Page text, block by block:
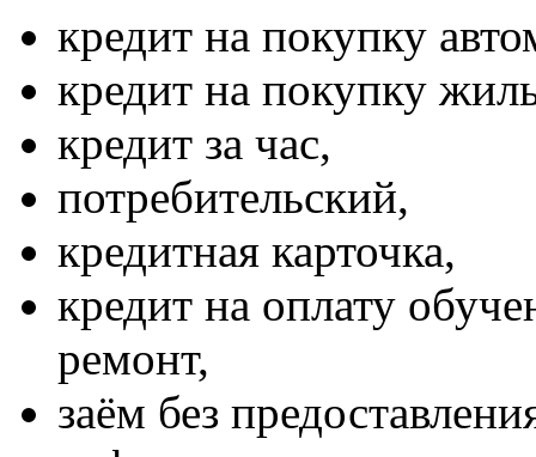
кредит на покупку
кредит на покупку
кредит за час,
потребительский,
кредитная карточка,
кредит на оплату
ремонт,
заём без